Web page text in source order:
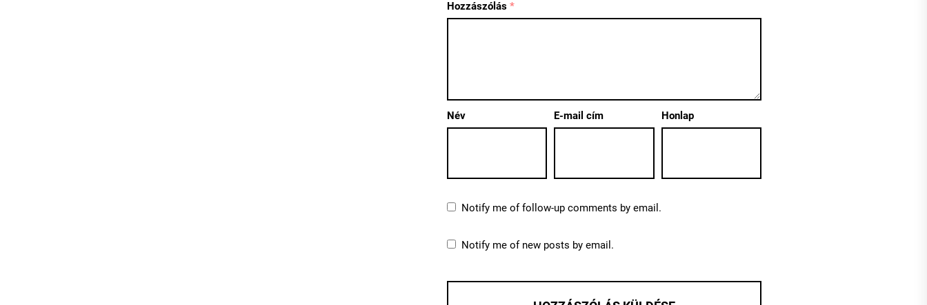
Hozzászólás *
Név E-mail cím Honlap
Notify me of follow-up comments by email.
Notify me of new posts by email.